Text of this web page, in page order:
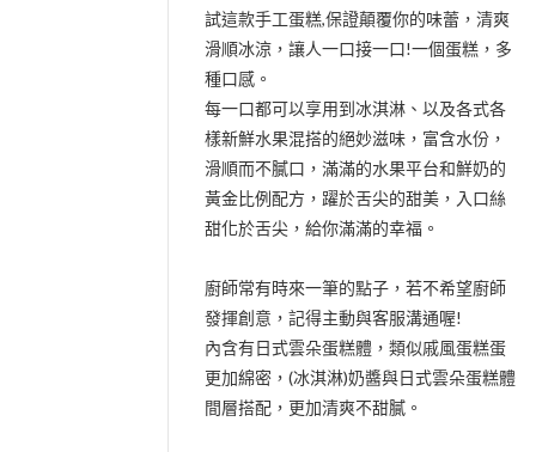
試這款手工蛋糕,保證顛覆你的味蕾，清爽
滑順冰涼，讓人一口接一口!一個蛋糕，多
種口感。
每一口都可以享用到冰淇淋、以及各式各
樣新鮮水果混搭的絕妙滋味，富含水份，
滑順而不膩口，滿滿的水果平台和鮮奶的
黃金比例配方，躍於舌尖的甜美，入口絲
甜化於舌尖，給你滿滿的幸福。
廚師常有時來一筆的點子，若不希望廚師
發揮創意，記得主動與客服溝通喔!
內含有日式雲朵蛋糕體，類似戚風蛋糕蛋
更加綿密，(冰淇淋)奶醬與日式雲朵蛋糕體
間層搭配，更加清爽不甜膩。